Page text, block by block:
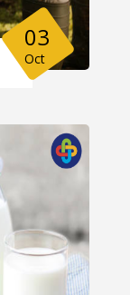
03
Oct